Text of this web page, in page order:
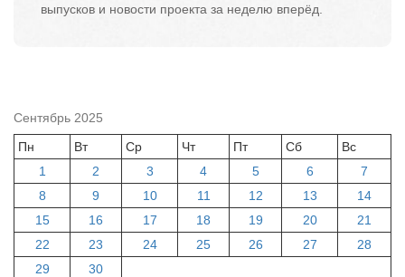
выпусков и новости проекта за неделю вперёд.
Сентябрь 2025
Пн
Вт Ср Чт Пт Сб
Вс
1
2 3 4 5 6
7
8
9 10 11 12 13
14
15
16 17 18 19 20
21
22
23 24 25 26 27
28
29
30